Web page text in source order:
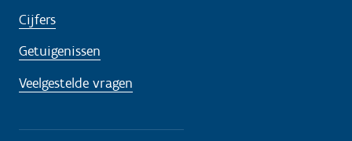
Cijfers
Getuigenissen
Veelgestelde vragen